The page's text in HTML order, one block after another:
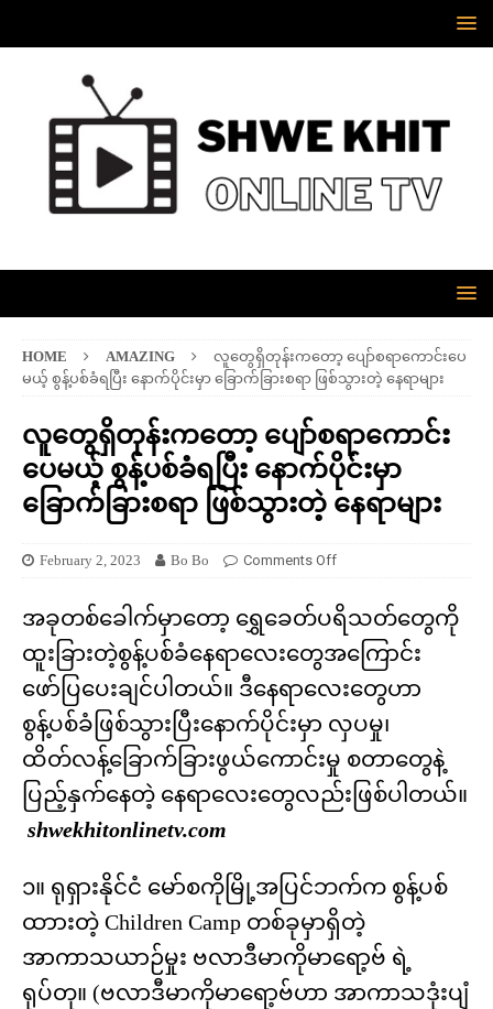
HOME AMAZING
လူတွေရှိတုန်းကတော့ ပျော်စရာကောင်းပေ
မယ့် စွန့်ပစ်ခံရပြီး နောက်ပိုင်းမှာ ခြောက်ခြားစရာ ဖြစ်သွားတဲ့ နေရာများ
လူတွေရှိတုန်းကတော့ ပျော်စရာကောင်း
ပေမယ့် စွန့်ပစ်ခံရပြီး နောက်ပိုင်းမှာ
ခြောက်ခြားစရာ ဖြစ်သွားတဲ့ နေရာများ
February 2, 2023 Bo Bo Comments Off
အခုတစ်ခေါက်မှာတော့ ရွှေခေတ်ပရိသတ်တွေကို
ထူးခြားတဲ့စွန့်ပစ်ခံနေရာလေးတွေအကြောင်း
ဖော်ပြပေးချင်ပါတယ်။ ဒီနေရာလေးတွေဟာ
စွန့်ပစ်ခံဖြစ်သွားပြီးနောက်ပိုင်းမှာ လှပမှု၊
ထိတ်လန့်ခြောက်ခြားဖွယ်ကောင်းမှု စတာတွေနဲ့
ပြည့်နှက်နေတဲ့ နေရာလေးတွေလည်းဖြစ်ပါတယ်။
shwekhitonlinetv.com
၁။ ရုရှားနိုင်ငံ မော်စကိုမြို့အပြင်ဘက်က စွန့်ပစ်
ထာားတဲ့ Children Camp တစ်ခုမှာရှိတဲ့
အာကာသယာဉ်မှုး ဗလာဒီမာကိုမာရော့ဗ် ရဲ့
ရုပ်တု။ (ဗလာဒီမာကိုမာရော့ဗ်ဟာ အာကာသဒုံးပျံ